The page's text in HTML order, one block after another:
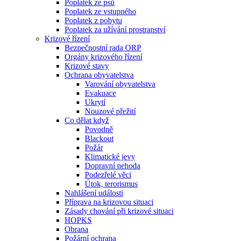
Poplatek ze psů
Poplatek ze vstupného
Poplatek z pobytu
Poplatek za užívání prostranství
Krizové řízení
Bezpečnostní rada ORP
Orgány krizového řízení
Krizové stavy
Ochrana obyvatelstva
Varování obyvatelstva
Evakuace
Ukrytí
Nouzové přežití
Co dělat když
Povodně
Blackout
Požár
Klimatické jevy
Dopravní nehoda
Podezřelé věci
Útok, terorismus
Nahlášení události
Příprava na krizovou situaci
Zásady chování při krizové situaci
HOPKS
Obrana
Požární ochrana